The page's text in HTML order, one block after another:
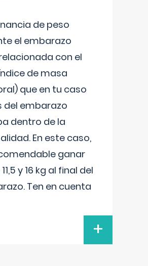
de peso
el embarazo
con el
de masa
que en tu caso
del embarazo
dentro de la
En este caso,
ganar
y 16 kg al final del
Ten en cuenta
+